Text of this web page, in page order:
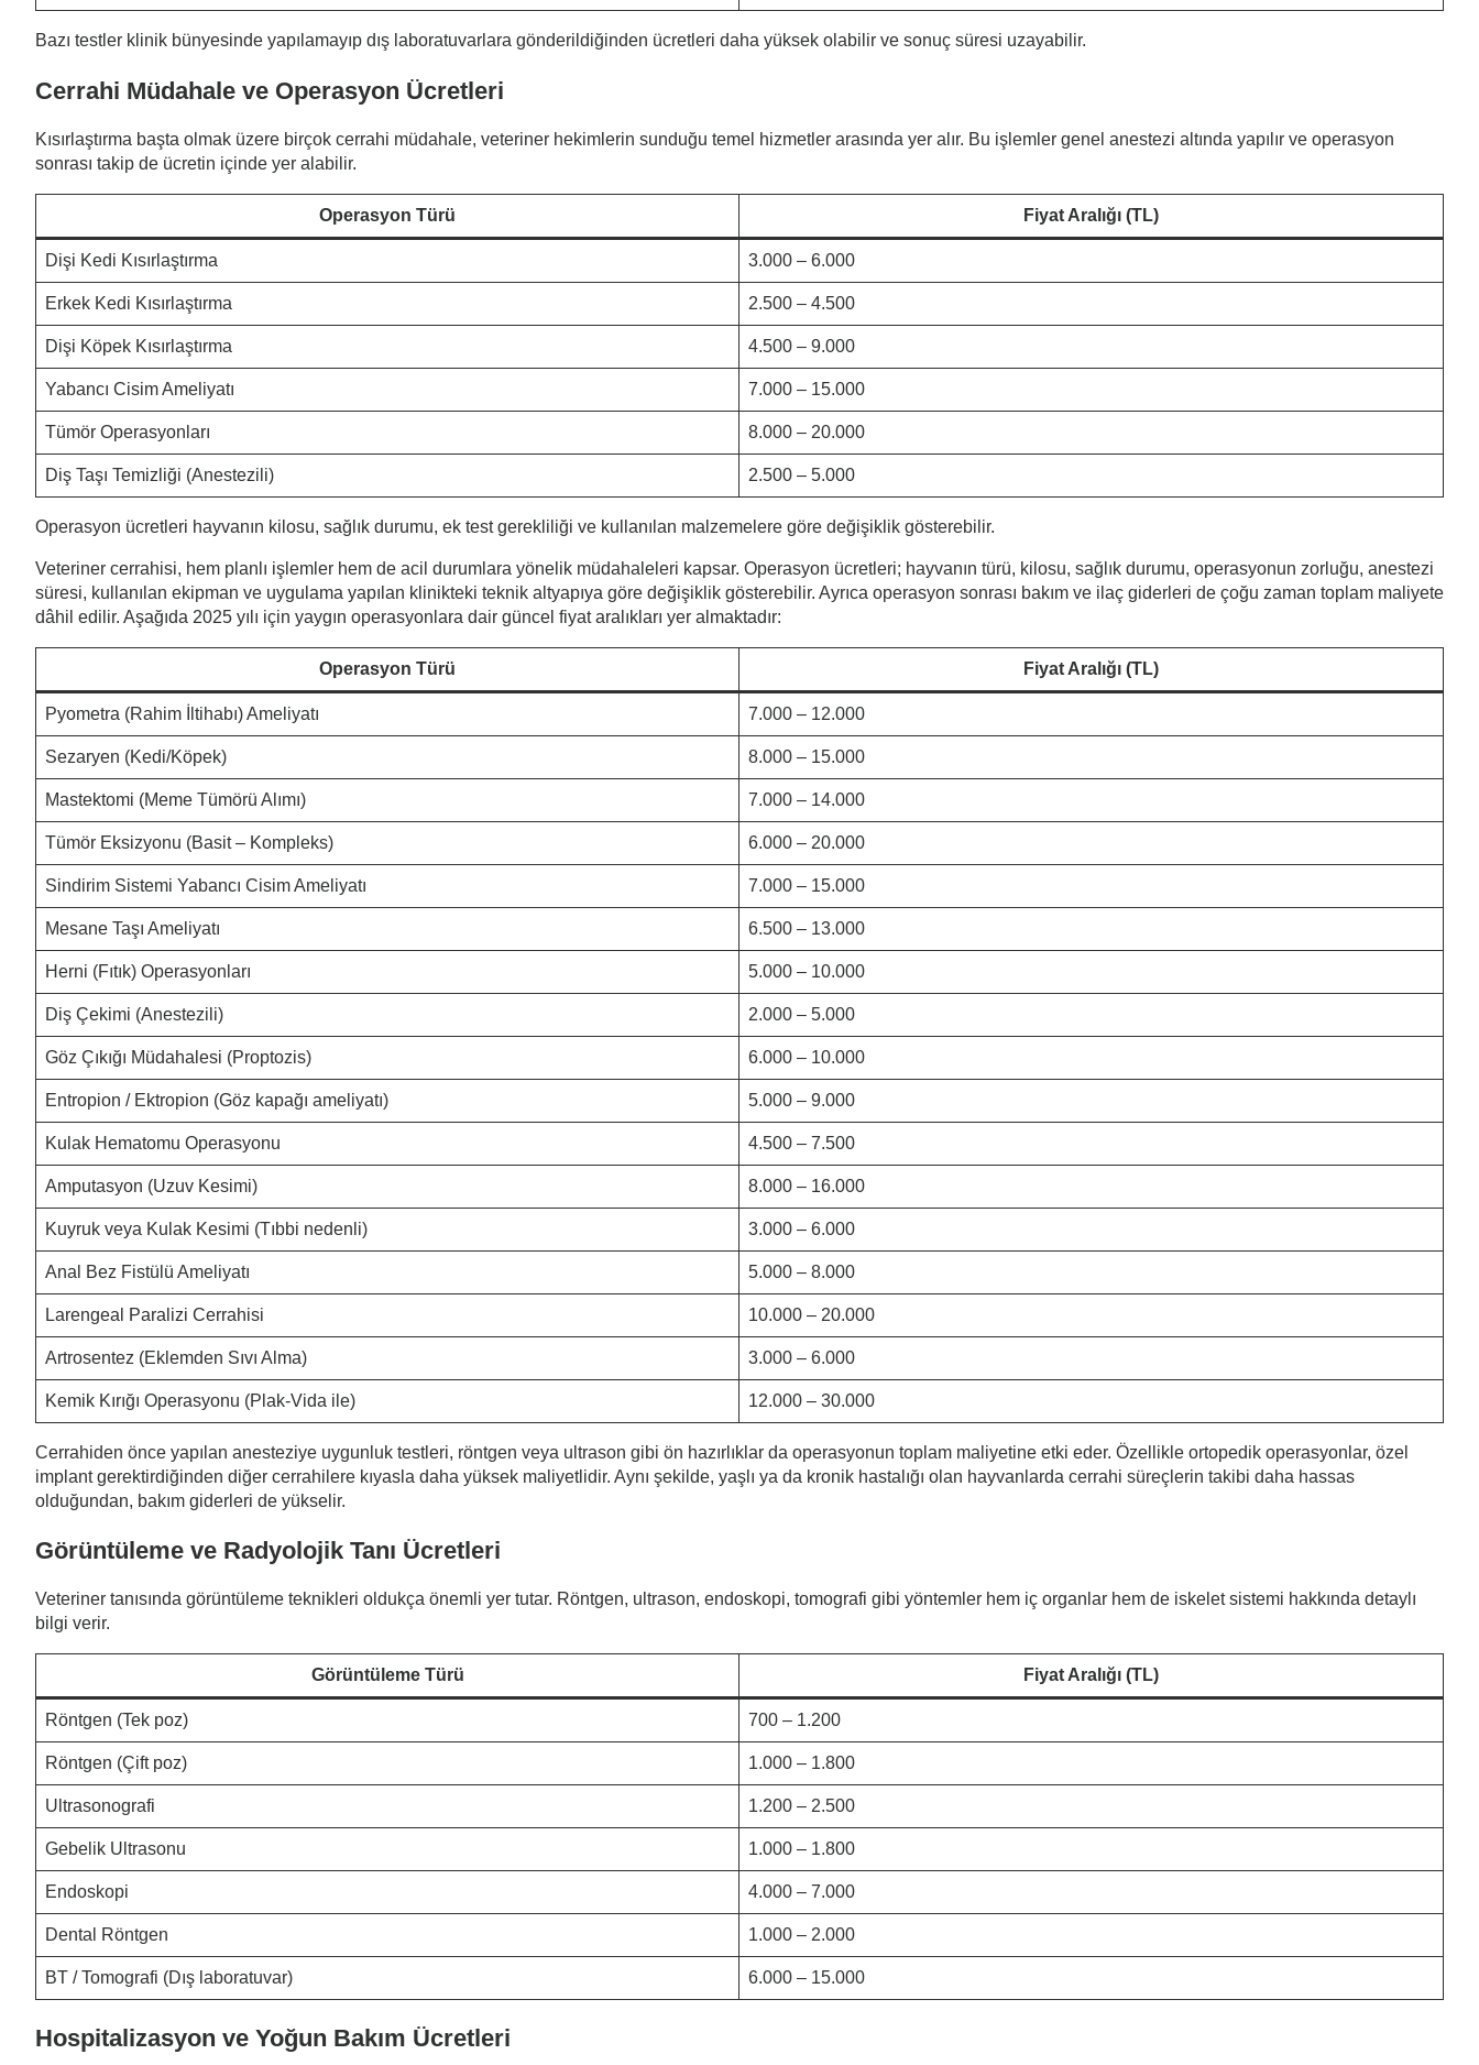
Bazı testler klinik bünyesinde yapılamayıp dış laboratuvarlara gönderildiğinden ücretleri daha yüksek olabilir ve sonuç süresi uzayabilir.
Cerrahi Müdahale ve Operasyon Ücretleri
Kısırlaştırma başta olmak üzere birçok cerrahi müdahale, veteriner hekimlerin sunduğu temel hizmetler arasında yer alır. Bu işlemler genel anestezi altında yapılır ve operasyon
sonrası takip de ücretin içinde yer alabilir.
Operasyon Türü Fiyat Aralığı (TL)
Dişi Kedi Kısırlaştırma 3.000 – 6.000
Erkek Kedi Kısırlaştırma 2.500 – 4.500
Dişi Köpek Kısırlaştırma 4.500 – 9.000
Yabancı Cisim Ameliyatı 7.000 – 15.000
Tümör Operasyonları 8.000 – 20.000
Diş Taşı Temizliği (Anestezili) 2.500 – 5.000
Operasyon ücretleri hayvanın kilosu, sağlık durumu, ek test gerekliliği ve kullanılan malzemelere göre değişiklik gösterebilir.
Veteriner cerrahisi, hem planlı işlemler hem de acil durumlara yönelik müdahaleleri kapsar. Operasyon ücretleri; hayvanın türü, kilosu, sağlık durumu, operasyonun zorluğu, anestezi
süresi, kullanılan ekipman ve uygulama yapılan klinikteki teknik altyapıya göre değişiklik gösterebilir. Ayrıca operasyon sonrası bakım ve ilaç giderleri de çoğu zaman toplam maliyete
dâhil edilir. Aşağıda 2025 yılı için yaygın operasyonlara dair güncel fiyat aralıkları yer almaktadır:
Operasyon Türü Fiyat Aralığı (TL)
Pyometra (Rahim İltihabı) Ameliyatı 7.000 – 12.000
Sezaryen (Kedi/Köpek) 8.000 – 15.000
Mastektomi (Meme Tümörü Alımı) 7.000 – 14.000
Tümör Eksizyonu (Basit – Kompleks) 6.000 – 20.000
Sindirim Sistemi Yabancı Cisim Ameliyatı 7.000 – 15.000
Mesane Taşı Ameliyatı 6.500 – 13.000
Herni (Fıtık) Operasyonları 5.000 – 10.000
Diş Çekimi (Anestezili) 2.000 – 5.000
Göz Çıkığı Müdahalesi (Proptozis) 6.000 – 10.000
Entropion / Ektropion (Göz kapağı ameliyatı) 5.000 – 9.000
Kulak Hematomu Operasyonu 4.500 – 7.500
Amputasyon (Uzuv Kesimi) 8.000 – 16.000
Kuyruk veya Kulak Kesimi (Tıbbi nedenli) 3.000 – 6.000
Anal Bez Fistülü Ameliyatı 5.000 – 8.000
Larengeal Paralizi Cerrahisi 10.000 – 20.000
Artrosentez (Eklemden Sıvı Alma) 3.000 – 6.000
Kemik Kırığı Operasyonu (Plak-Vida ile) 12.000 – 30.000
Cerrahiden önce yapılan anesteziye uygunluk testleri, röntgen veya ultrason gibi ön hazırlıklar da operasyonun toplam maliyetine etki eder. Özellikle ortopedik operasyonlar, özel
implant gerektirdiğinden diğer cerrahilere kıyasla daha yüksek maliyetlidir. Aynı şekilde, yaşlı ya da kronik hastalığı olan hayvanlarda cerrahi süreçlerin takibi daha hassas
olduğundan, bakım giderleri de yükselir.
Görüntüleme ve Radyolojik Tanı Ücretleri
Veteriner tanısında görüntüleme teknikleri oldukça önemli yer tutar. Röntgen, ultrason, endoskopi, tomografi gibi yöntemler hem iç organlar hem de iskelet sistemi hakkında detaylı
bilgi verir.
Görüntüleme Türü Fiyat Aralığı (TL)
Röntgen (Tek poz) 700 – 1.200
Röntgen (Çift poz) 1.000 – 1.800
Ultrasonografi 1.200 – 2.500
Gebelik Ultrasonu 1.000 – 1.800
Endoskopi 4.000 – 7.000
Dental Röntgen 1.000 – 2.000
BT / Tomografi (Dış laboratuvar) 6.000 – 15.000
Hospitalizasyon ve Yoğun Bakım Ücretleri